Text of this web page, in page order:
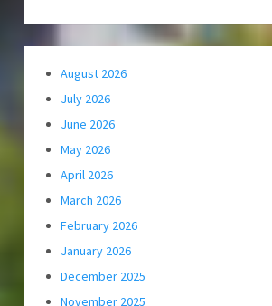
August 2026
July 2026
June 2026
May 2026
April 2026
March 2026
February 2026
January 2026
December 2025
November 2025